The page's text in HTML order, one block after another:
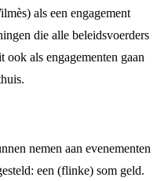
als een engagement
die alle beleidsvoerders
ook als engagementen gaan
nemen aan evenementen
een (flinke) som geld.